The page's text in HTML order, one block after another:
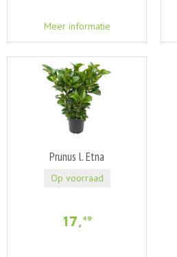
Meer informatie
Prunus l. Etna
17,49
Op voorraad